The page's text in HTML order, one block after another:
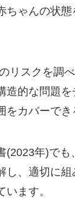
ちゃんの状
リスクを調
造的な問題を
をカバーでき
(2023年)でも
し、適切に組
ます。